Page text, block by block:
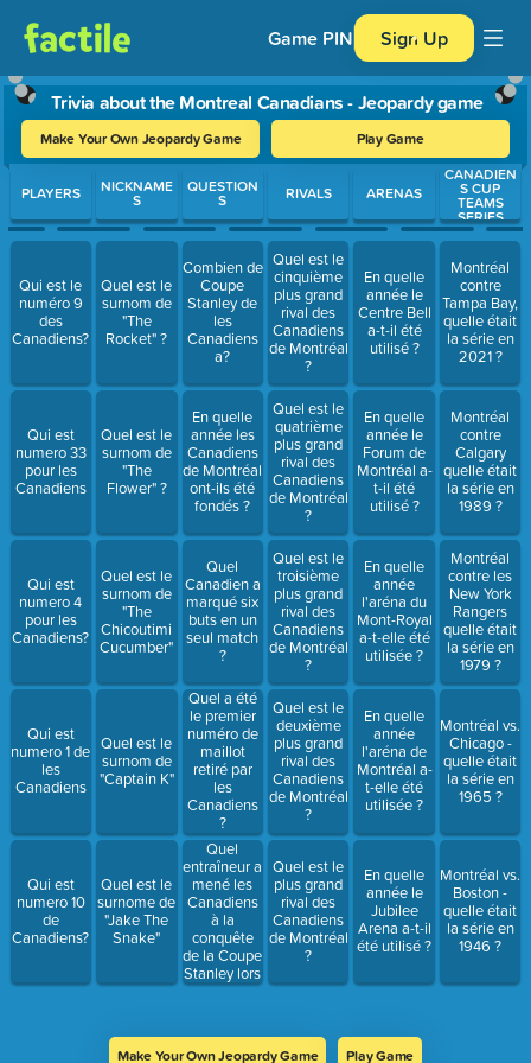
Game PIN Sign Up
Trivia about the Montreal Canadians - Jeopardy game
Make Your Own Jeopardy Game Play Game
Use arrow keys to move between questions. Press Enter or
PLAYERS
Qui est le
numéro 9
des
Canadiens?
Qui est
numero 33
pour les
Canadiens
Qui est
numero 4
pour les
Canadiens?
Qui est
numero 1 de
les
Canadiens
Qui est
numero 10
de
Canadiens?
NICKNAME
S
Quel est le
surnom de
"The
Rocket" ?
Quel est le
surnom de
"The
Flower" ?
Quel est le
surnom de
"The
Chicoutimi
Cucumber"
Quel est le
surnom de
"Captain K"
Quel est le
surnome de
"Jake The
Snake"
QUESTION
S
Combien de
Coupe
Stanley de
les
Canadiens
a?
En quelle
année les
Canadiens
de Montréal
ont-ils été
fondés ?
Quel
Canadien a
marqué six
buts en un
seul match
?
Quel a été
le premier
numéro de
maillot
retiré par
les
Canadiens
?
Quel
entraîneur a
mené les
Canadiens
à la
conquête
de la Coupe
Stanley lors
de ses cinq
RIVALS
Quel est le
cinquième
plus grand
rival des
Canadiens
de Montréal
?
Quel est le
quatrième
plus grand
rival des
Canadiens
de Montréal
?
Quel est le
troisième
plus grand
rival des
Canadiens
de Montréal
?
Quel est le
deuxième
plus grand
rival des
Canadiens
de Montréal
?
Quel est le
plus grand
rival des
Canadiens
de Montréal
?
ARENAS
En quelle
année le
Centre Bell
a-t-il été
utilisé ?
En quelle
année le
Forum de
Montréal a-
t-il été
utilisé ?
En quelle
année
l'aréna du
Mont-Royal
a-t-elle été
utilisée ?
En quelle
année
l'aréna de
Montréal a-
t-elle été
utilisée ?
En quelle
année le
Jubilee
Arena a-t-il
été utilisé ?
CANADIEN
S CUP
TEAMS
SERIES
Montréal
contre
Tampa Bay,
quelle était
la série en
2021 ?
Montréal
contre
Calgary
quelle était
la série en
1989 ?
Montréal
contre les
New York
Rangers
quelle était
la série en
1979 ?
Montréal vs.
Chicago -
quelle était
la série en
1965 ?
Montréal vs.
Boston -
quelle était
la série en
1946 ?
Make Your Own Jeopardy Game Play Game